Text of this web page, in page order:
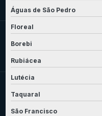
Águas de São Pedro
Floreal
Borebi
Rubiácea
Lutécia
Taquaral
São Francisco